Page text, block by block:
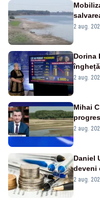
va
2 aug.
Dorina
2 aug.
Mihai
2 aug.
Daniel
deveni
2 aug.